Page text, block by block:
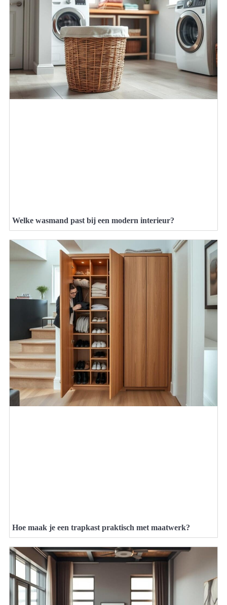
Welke wasmand past bij een modern interieur?
Hoe maak je een trapkast praktisch met maatwerk?